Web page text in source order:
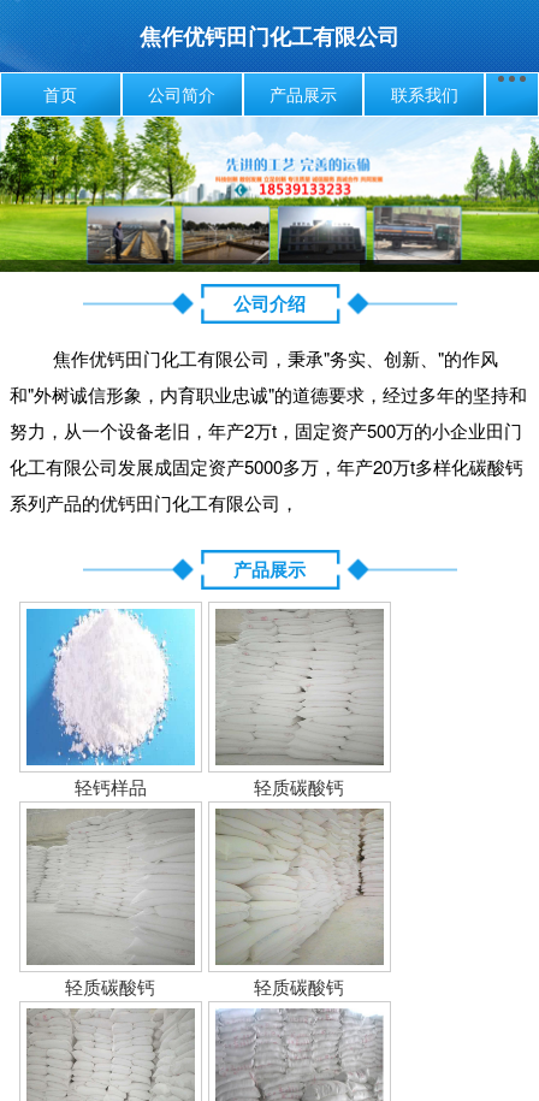
焦作优钙田门化工有限公司
首页 公司简介 产品展示 联系我们
公司介绍
焦作优钙田门化工有限公司，秉承"务实、创新、"的作风
和"外树诚信形象，内育职业忠诚"的道德要求，经过多年的坚持和
努力，从一个设备老旧，年产2万t，固定资产500万的小企业田门
化工有限公司发展成固定资产5000多万，年产20万t多样化碳酸钙
系列产品的优钙田门化工有限公司，
产品展示
轻钙样品 轻质碳酸钙
轻质碳酸钙 轻质碳酸钙